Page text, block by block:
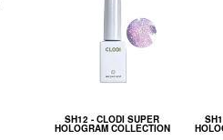
SH12 - CLODI SUPER
HOLOGRAM COLLECTION